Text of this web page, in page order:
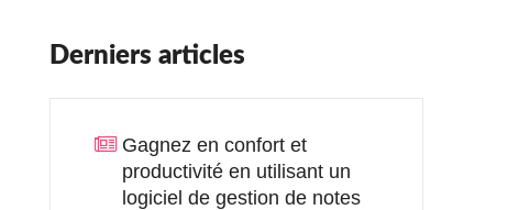
Derniers articles
Gagnez en confort et
productivité en utilisant un
logiciel de gestion de notes